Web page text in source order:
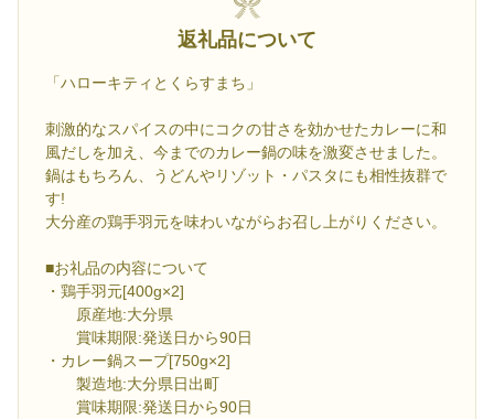
返礼品について
「ハローキティとくらすまち」
刺激的なスパイスの中にコクの甘さを効かせたカレーに和
風だしを加え、今までのカレー鍋の味を激変させました。
鍋はもちろん、うどんやリゾット・パスタにも相性抜群で
す!
大分産の鶏手羽元を味わいながらお召し上がりください。
■お礼品の内容について
・鶏手羽元[400g×2]
原産地:大分県
賞味期限:発送日から90日
・カレー鍋スープ[750g×2]
製造地:大分県日出町
賞味期限:発送日から90日